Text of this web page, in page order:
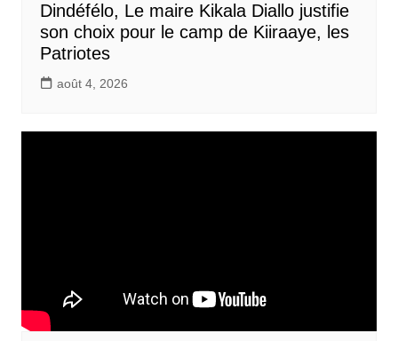
Dindéfélo, Le maire Kikala Diallo justifie
son choix pour le camp de Kiiraaye, les
Patriotes
août 4, 2026